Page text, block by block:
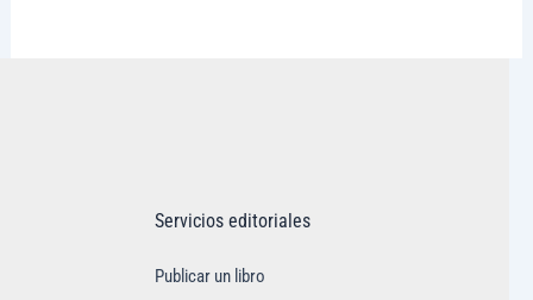
Servicios editoriales
Publicar un libro